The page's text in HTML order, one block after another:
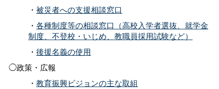
・ 被災者への支援相談窓口
・ 各種制度等の相談窓口（高校入学者選抜、就学金
制度、不登校・いじめ、教職員採用試験など）
・ 後援名義の使用
◯政策・広報
・ 教育振興ビジョンの主な取組